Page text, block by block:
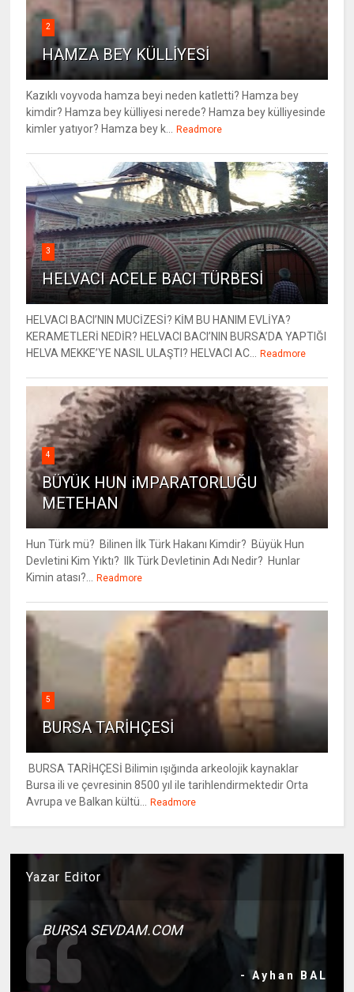
2
HAMZA BEY KÜLLİYESİ
Kazıklı voyvoda hamza beyi neden katletti? Hamza bey
kimdir? Hamza bey külliyesi nerede? Hamza bey külliyesinde
kimler yatıyor? Hamza bey k...
Readmore
3
HELVACI ACELE BACI TÜRBESİ
HELVACI BACI’NIN MUCİZESİ? KİM BU HANIM EVLİYA?
KERAMETLERİ NEDİR? HELVACI BACI’NIN BURSA’DA YAPTIĞI
HELVA MEKKE’YE NASIL ULAŞTI? HELVACI AC...
Readmore
4
BÜYÜK HUN iMPARATORLUĞU
METEHAN
Hun Türk mü? Bilinen İlk Türk Hakanı Kimdir? Büyük Hun
Devletini Kim Yıktı? Ilk Türk Devletinin Adı Nedir? Hunlar
Kimin atası?...
Readmore
5
BURSA TARİHÇESİ
BURSA TARİHÇESİ Bilimin ışığında arkeolojik kaynaklar
Bursa ili ve çevresinin 8500 yıl ile tarihlendirmektedir Orta
Avrupa ve Balkan kültü...
Readmore
Yazar Editor
BURSA SEVDAM.COM
- Ayhan BAL